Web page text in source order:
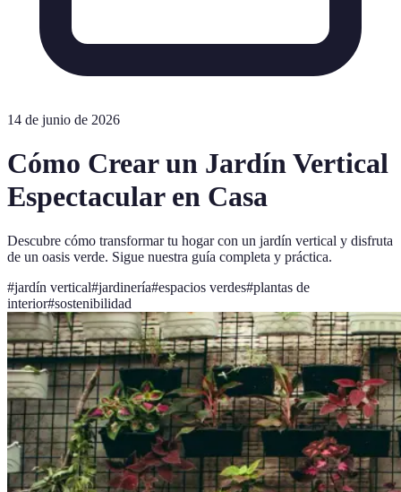
14 de junio de 2026
Cómo Crear un Jardín Vertical
Espectacular en Casa
Descubre cómo transformar tu hogar con un jardín vertical y disfruta
de un oasis verde. Sigue nuestra guía completa y práctica.
#jardín vertical#jardinería#espacios verdes#plantas de
interior#sostenibilidad